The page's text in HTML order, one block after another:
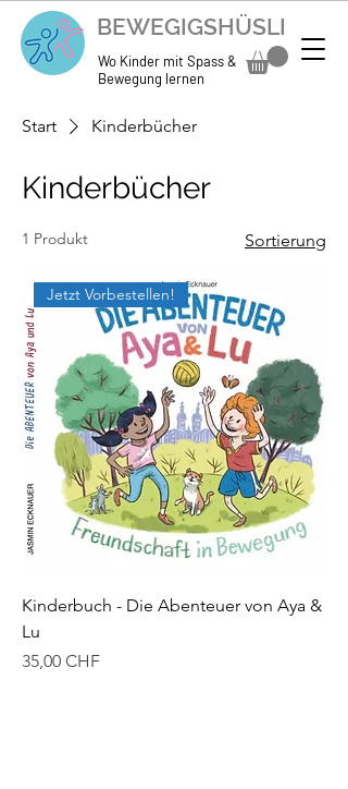
BEWEGIGSHÜSLI
Wo Kinder mit Spass &
Bewegung lernen
Start Kinderbücher
Kinderbücher
1 Produkt Sortierung
Jetzt Vorbestellen!
Kinderbuch - Die Abenteuer von Aya &
Lu
Preis
35,00 CHF